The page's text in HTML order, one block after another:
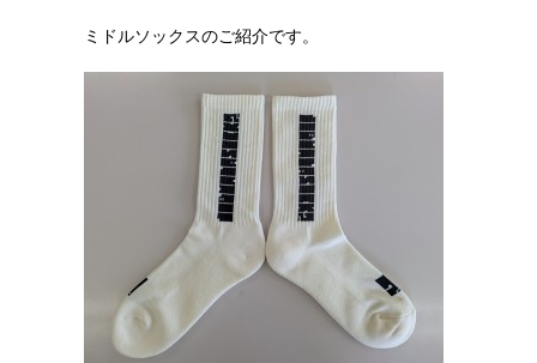
ミドルソックスのご紹介です。